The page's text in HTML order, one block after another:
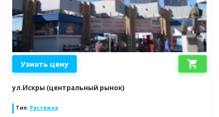
Узнать цену shopping_cart
ул.Искры (центральный рынок)
Тип: Растяжка